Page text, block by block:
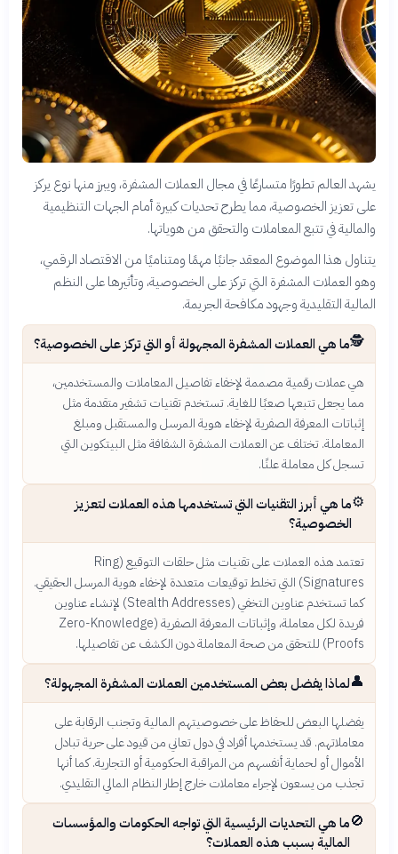
يشهد العالم تطورًا متسارعًا في مجال العملات المشفرة، ويبرز منها نوع يركز
على تعزيز الخصوصية، مما يطرح تحديات كبيرة أمام الجهات التنظيمية
والمالية في تتبع المعاملات والتحقق من هوياتها.
يتناول هذا الموضوع المعقد جانبًا مهمًا ومتناميًا من الاقتصاد الرقمي،
وهو العملات المشفرة التي تركز على الخصوصية، وتأثيرها على النظم
المالية التقليدية وجهود مكافحة الجريمة.
🕵️ما هي العملات المشفرة المجهولة أو التي تركز على الخصوصية؟
هي عملات رقمية مصممة لإخفاء تفاصيل المعاملات والمستخدمين،
مما يجعل تتبعها صعبًا للغاية. تستخدم تقنيات تشفير متقدمة مثل
إثباتات المعرفة الصفرية لإخفاء هوية المرسل والمستقبل ومبلغ
المعاملة. تختلف عن العملات المشفرة الشفافة مثل البيتكوين التي
تسجل كل معاملة علنًا.
⚙️ما هي أبرز التقنيات التي تستخدمها هذه العملات لتعزيز
الخصوصية؟
تعتمد هذه العملات على تقنيات مثل حلقات التوقيع (Ring
Signatures) التي تخلط توقيعات متعددة لإخفاء هوية المرسل الحقيقي.
كما تستخدم عناوين التخفي (Stealth Addresses) لإنشاء عناوين
فريدة لكل معاملة، وإثباتات المعرفة الصفرية (Zero-Knowledge
Proofs) للتحقق من صحة المعاملة دون الكشف عن تفاصيلها.
👤لماذا يفضل بعض المستخدمين العملات المشفرة المجهولة؟
يفضلها البعض للحفاظ على خصوصيتهم المالية وتجنب الرقابة على
معاملاتهم. قد يستخدمها أفراد في دول تعاني من قيود على حرية تبادل
الأموال أو لحماية أنفسهم من المراقبة الحكومية أو التجارية. كما أنها
تجذب من يسعون لإجراء معاملات خارج إطار النظام المالي التقليدي.
🚫ما هي التحديات الرئيسية التي تواجه الحكومات والمؤسسات
المالية بسبب هذه العملات؟